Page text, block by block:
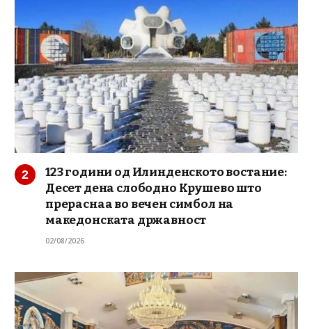
123 години од Илинденското востание:
Десет дена слободно Крушево што
прераснаа во вечен симбол на
македонската државност
02/08/2026